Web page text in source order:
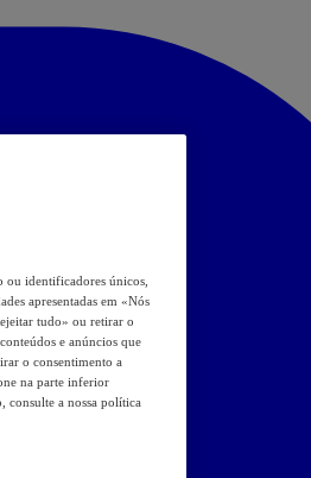
ou identificadores únicos,
apresentadas em «Nós
tudo» ou retirar o
e anúncios que
o consentimento a
na parte inferior
consulte a nossa política